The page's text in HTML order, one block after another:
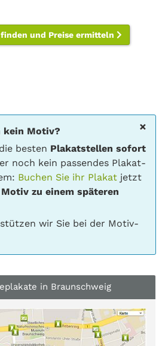
und Preise ermitteln
×
kein Motiv?
besten Plakatstellen sofort
noch kein passendes Plakat-
Buchen Sie ihr Plakat jetzt
Motiv zu einem späteren
wir Sie bei der Motiv-
in Braunschweig